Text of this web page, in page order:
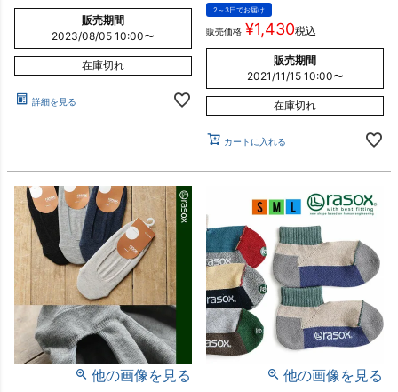
販売期間
2023/08/05 10:00〜
在庫切れ
詳細を見る
2～3日でお届け
販売価格 ¥1,430税込
販売期間
2021/11/15 10:00〜
在庫切れ
カートに入れる
他の画像を見る 他の画像を見る